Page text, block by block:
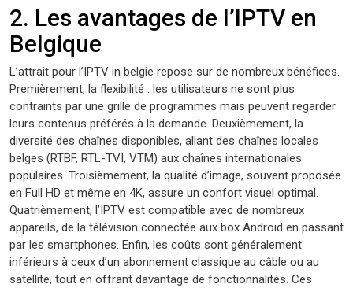
2. Les avantages de l’IPTV en
Belgique
L’attrait pour l’IPTV in belgie repose sur de nombreux bénéfices.
Premièrement, la flexibilité : les utilisateurs ne sont plus
contraints par une grille de programmes mais peuvent regarder
leurs contenus préférés à la demande. Deuxièmement, la
diversité des chaînes disponibles, allant des chaînes locales
belges (RTBF, RTL-TVI, VTM) aux chaînes internationales
populaires. Troisièmement, la qualité d’image, souvent proposée
en Full HD et même en 4K, assure un confort visuel optimal.
Quatrièmement, l’IPTV est compatible avec de nombreux
appareils, de la télévision connectée aux box Android en passant
par les smartphones. Enfin, les coûts sont généralement
inférieurs à ceux d’un abonnement classique au câble ou au
satellite, tout en offrant davantage de fonctionnalités. Ces